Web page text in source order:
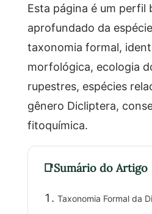
Esta página é um perfil
aprofundado da
taxonomia formal,
morfológica, ecologia
rupestres, espécies
gênero Dicliptera,
fitoquímica.
Sumário do Artigo
Taxonomia Formal da